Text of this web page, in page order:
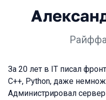
За 20 лет в IT писал
C++, Python, даже
Администрировал